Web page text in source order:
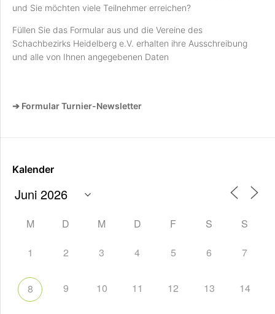
und Sie möchten viele Teilnehmer erreichen?
Füllen Sie das Formular aus und die Vereine des
Schachbezirks Heidelberg e.V. erhalten ihre Ausschreibung
und alle von Ihnen angegebenen Daten
➔ Formular Turnier-Newsletter
Kalender
M D M D F S S
1 2 3 4 5 6 7
8 9 10 11 12 13 14